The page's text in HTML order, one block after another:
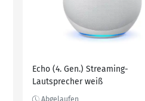
Echo (4. Gen.) Streaming-
Lautsprecher weiß